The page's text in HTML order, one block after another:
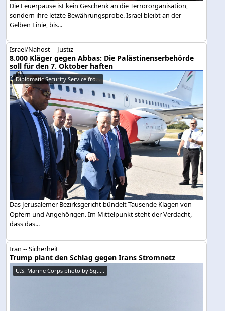
Die Feuerpause ist kein Geschenk an die Terrororganisation,
sondern ihre letzte Bewährungsprobe. Israel bleibt an der
Gelben Linie, bis...
Israel/Nahost -- Justiz
8.000 Kläger gegen Abbas: Die Palästinenserbehörde
soll für den 7. Oktober haften
Diplomatic Security Service fro...
Das Jerusalemer Bezirksgericht bündelt Tausende Klagen von
Opfern und Angehörigen. Im Mittelpunkt steht der Verdacht,
dass das...
Iran -- Sicherheit
Trump plant den Schlag gegen Irans Stromnetz
U.S. Marine Corps photo by Sgt....